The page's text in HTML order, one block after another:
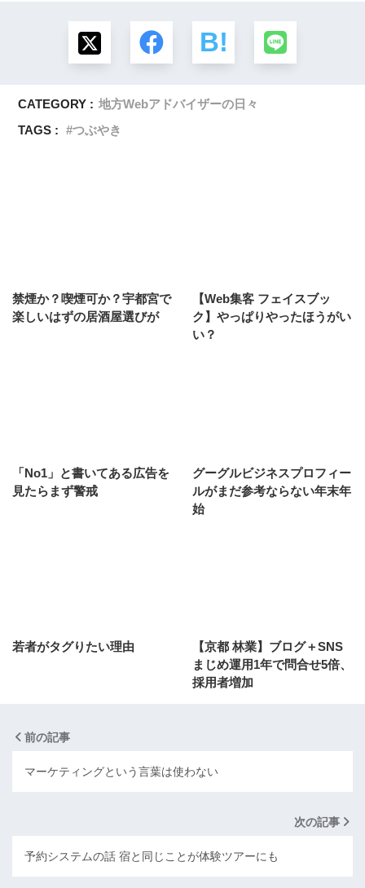
CATEGORY : 地方Webアドバイザーの日々
TAGS :
つぶやき
禁煙か？喫煙可か？宇都宮で
楽しいはずの居酒屋選びが
【Web集客 フェイスブッ
ク】やっぱりやったほうがい
い？
「No1」と書いてある広告を
見たらまず警戒
グーグルビジネスプロフィー
ルがまだ参考ならない年末年
始
若者がタグりたい理由
【京都 林業】ブログ＋SNS
まじめ運用1年で問合せ5倍、
採用者増加
前の記事
マーケティングという言葉は使わない
次の記事
予約システムの話 宿と同じことが体験ツアーにも